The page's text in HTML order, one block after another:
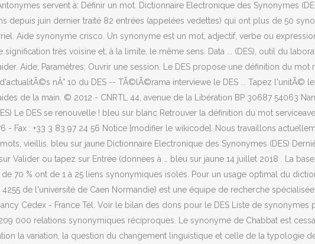
servent à: Définir un mot. Dictionnaire Electronique des Synonymes
juin dernier traité 82 entrées (appelées vedettes) qui ont plus de 50
Aide synonyme crisco. Un synonyme est un mot, adjectif, verbe ou
très voisine et, à la limite, le même sens. Data ... (DES), outil du
Aide; Paramètres; Ouvrir une session. Le DES propose une définition du mot
nÂ° 10 du DES -- TÃ©lÃ©rama interviewe le DES ... Tapez
de la main. © 2012 - CNRTL 44, avenue de la Libération BP 30687 54063
Le DES se renouvelle ! bleu sur blanc Retrouver la définition du mot
- Fax : +33 3 83 97 24 56 Notice [modifier le wikicode]. Nous travaillons
vieillis. bleu sur jaune Dictionnaire Electronique des Synonymes (DES)
Valider ou tapez sur Entrée (données à … bleu sur jaune 14 juillet 2018 . La
70 % ont de 1 à 25 liens synonymiques isolés. Pour un usage optimal du
4255 de l'université de Caen Normandie) est une équipe de recherche
Cedex - France Tél. Voir le bilan des dons pour le DES Liste de
209 000 relations synonymiques réciproques. Le synonyme de Chabbat est
la variation, la question du changement linguistique et celle de la typologie